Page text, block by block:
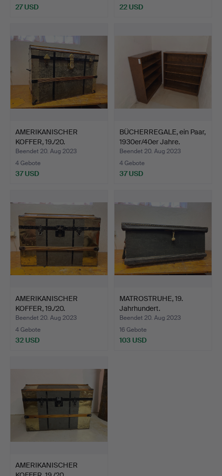
27 USD 22 USD
AMERIKANISCHER
KOFFER, 19./20.
Jahrhundert.
Beendet 20. Aug 2023
4 Gebote
37 USD
BÜCHERREGALE, ein Paar,
1930er/40er Jahre.
Beendet 20. Aug 2023
4 Gebote
37 USD
AMERIKANISCHER
KOFFER, 19./20.
Jahrhundert.
Beendet 20. Aug 2023
4 Gebote
32 USD
MATROSTRUHE, 19.
Jahrhundert.
Beendet 20. Aug 2023
16 Gebote
103 USD
AMERIKANISCHER